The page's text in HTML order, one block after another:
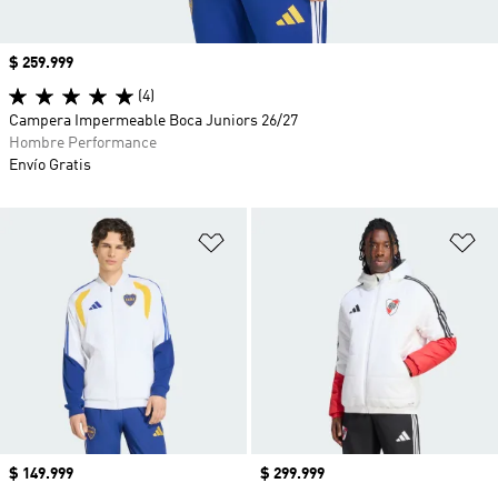
Añadir a la lista de deseos
Precio
$ 149.999
Precio
$ 299.999
Precio
$ 259.999
(4)
Campera Impermeable Boca Juniors 26/27
Hombre Performance
Envío Gratis